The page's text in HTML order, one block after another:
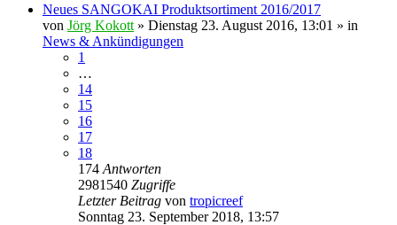
Neues SANGOKAI Produktsortiment 2016/2017
von Jörg Kokott » Dienstag 23. August 2016, 13:01 » in
News & Ankündigungen
1
…
14
15
16
17
18
174 Antworten
2981540 Zugriffe
Letzter Beitrag von tropicreef
Sonntag 23. September 2018, 13:57